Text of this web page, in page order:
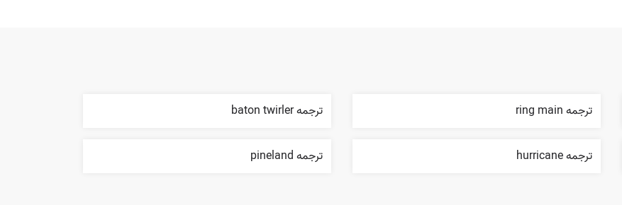
ترجمه ring main ترجمه baton twirler
ترجمه hurricane ترجمه pineland